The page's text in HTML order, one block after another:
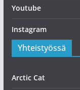
Youtube
Instagram
Yhteistyössä
Arctic Cat